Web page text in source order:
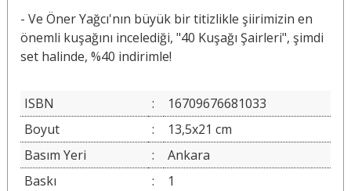
- Ve Öner Yağcı'nın büyük bir titizlikle şiirimizin en
önemli kuşağını incelediği, "40 Kuşağı Şairleri", şimdi
set halinde, %40 indirimle!
ISBN :
16709676681033
Boyut
:
13,5x21 cm
Basım Yeri
:
Ankara
Baskı
:
1